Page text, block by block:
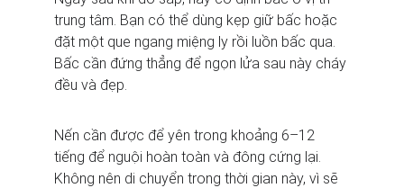
trung tâm. Bạn có thể dùng kẹp giữ bấc hoặc
đặt một que ngang miệng ly rồi luồn bấc qua.
Bấc cần đứng thẳng để ngọn lửa sau này cháy
đều và đẹp.
Nến cần được để yên trong khoảng 6–12
tiếng để nguội hoàn toàn và đông cứng lại.
Không nên di chuyển trong thời gian này, vì sẽ